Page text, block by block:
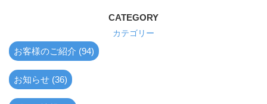
CATEGORY
カテゴリー
お客様のご紹介 (94)
お知らせ (36)